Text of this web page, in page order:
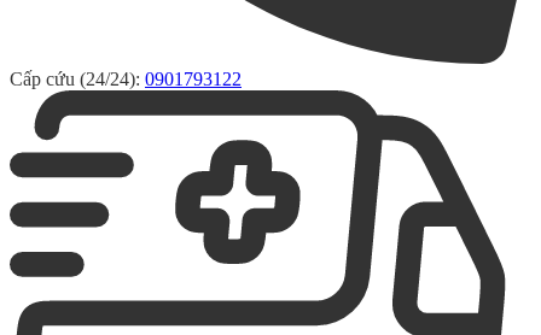
Cấp cứu (24/24): 0901793122